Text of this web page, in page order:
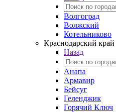
Волгоград
Волжский
Котельниково
Краснодарский край
Назад
Анапа
Армавир
Бейсуг
Геленджик
Горячий Ключ